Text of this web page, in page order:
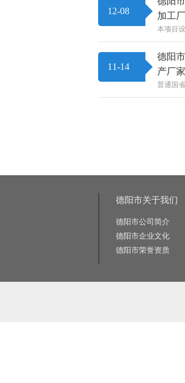
12-08
加工厂
本项目
11-14
德阳
产厂家
普通国
德阳市关于我们
德阳市公司简介
德阳市企业文化
德阳市荣誉资质